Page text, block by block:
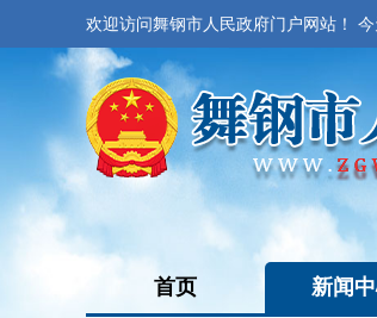
欢迎访问舞钢市人民政府门户网站！ 今
首页 新闻